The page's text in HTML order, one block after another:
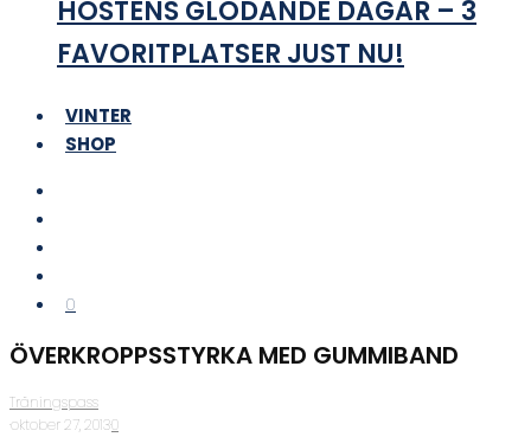
HÖSTENS GLÖDANDE DAGAR – 3
FAVORITPLATSER JUST NU!
VINTER
SHOP
0
ÖVERKROPPSSTYRKA MED GUMMIBAND
Träningspass
·oktober 27, 2013·0